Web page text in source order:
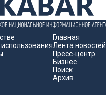
Главная
Лента новостей
Пресс-центр
Бизнес
Поиск
Архив